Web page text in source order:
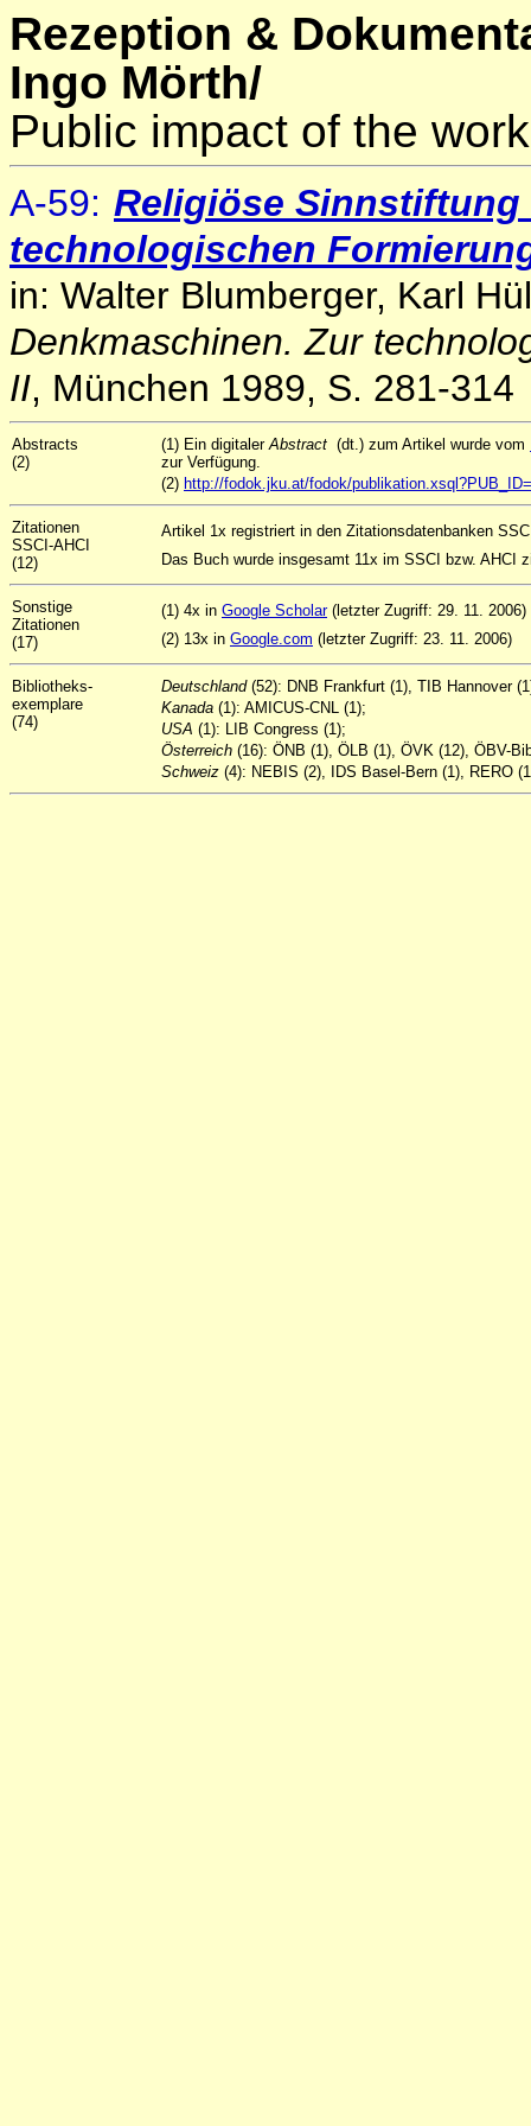
Rezeption &
Ingo Mörth/
Public impact of the
A-59: Religiöse
technologischen
in: Walter Blumberger, Karl
Denkmaschinen. Zur
II, München 1989, S. 281-314
Abstracts
(2)
(1) Ein digitalerAbstract (dt.) zum Artikel wurde vom
zur Verfügung.
(2) http://fodok.jku.at/fodok/
Zitationen
SSCI-AHCI
(12)
Artikel 1x registriert in den Zitationsdatenbanken
Das Buch wurde insgesamt 11x im SSCI bzw. AHCI
Sonstige
Zitationen
(17)
(1) 4x in Google Scholar(letzter Zugriff: 29. 11. 2006)
(2) 13x in Google.com (letzter Zugriff: 23. 11. 2006)
Bibliotheks-
exemplare
(74)
Deutschland(52): DNB Frankfurt (1), TIB Hannover
Kanada (1): AMICUS-CNL (1);
USA (1): LIB Congress (1);
Österreich (16): ÖNB (1), ÖLB (1), ÖVK (12), ÖBV-
Schweiz (4): NEBIS (2), IDS Basel-Bern (1), RERO